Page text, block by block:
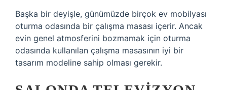
Başka bir deyişle, günümüzde birçok ev mobilyası
oturma odasında bir çalışma masası içerir. Ancak
evin genel atmosferini bozmamak için oturma
odasında kullanılan çalışma masasının iyi bir
tasarım modeline sahip olması gerekir.